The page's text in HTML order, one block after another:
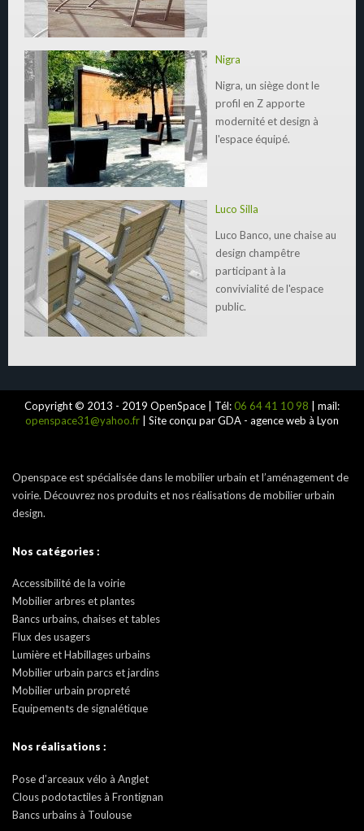
Nigra
Nigra, un siège dont le
profil en Z apporte
modernité et design à
l'espace équipé.
Luco Silla
Luco Banco, une chaise au
design champêtre
participant à la
convivialité de l'espace
public.
Copyright © 2013 - 2019 OpenSpace | Tél:06 64 41 10 98 | mail:
openspace31@yahoo.fr | Site conçu par GDA - agence web à Lyon
Openspace est spécialisée dans le mobilier urbain et l’aménagement de
voirie. Découvrez nos produits et nos réalisations de mobilier urbain
design.
Nos catégories :
Accessibilité de la voirie
Mobilier arbres et plantes
Bancs urbains, chaises et tables
Flux des usagers
Lumière et Habillages urbains
Mobilier urbain parcs et jardins
Mobilier urbain propreté
Equipements de signalétique
Nos réalisations :
Pose d’arceaux vélo à Anglet
Clous podotactiles à Frontignan
Bancs urbains à Toulouse